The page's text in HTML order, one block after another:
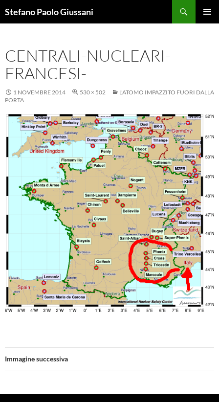
alStefano Paolo Giussani
CENTRALI-NUCLEARI-
FRANCESI-
1 NOVEMBRE 2014 530 × 502
L’ATOMO IMPAZZITO FUORI DALLA
PORTA
Immagine successiva